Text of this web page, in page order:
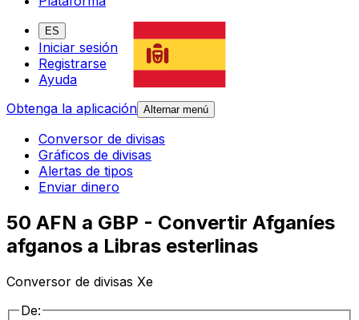
ES
Iniciar sesión
Registrarse
Ayuda
Obtenga la aplicación Alternar menú
Conversor de divisas
Gráficos de divisas
Alertas de tipos
Enviar dinero
50 AFN a GBP - Convertir Afganíes
afganos a Libras esterlinas
Conversor de divisas Xe
De: